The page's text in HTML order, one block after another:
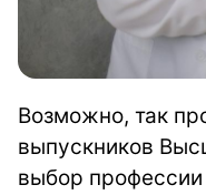
Возможно, так
выпускников
выбор